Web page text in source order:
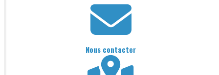
Nous contacter